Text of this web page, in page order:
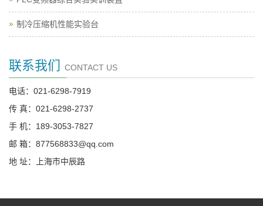
制冷压缩机性能实验台
联系我们 CONTACT US
电话：021-6298-7919
传 真：021-6298-2737
手 机：189-3053-7827
邮 箱：877568833@qq.com
地 址：上海市中辰路